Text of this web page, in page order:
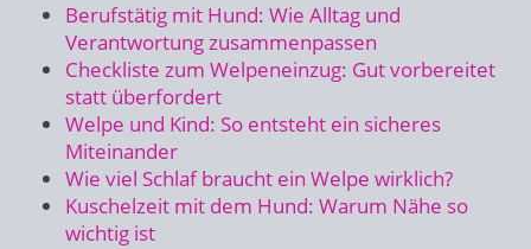
Berufstätig mit Hund: Wie Alltag und
Verantwortung zusammenpassen
Checkliste zum Welpeneinzug: Gut vorbereitet
statt überfordert
Welpe und Kind: So entsteht ein sicheres
Miteinander
Wie viel Schlaf braucht ein Welpe wirklich?
Kuschelzeit mit dem Hund: Warum Nähe so
wichtig ist